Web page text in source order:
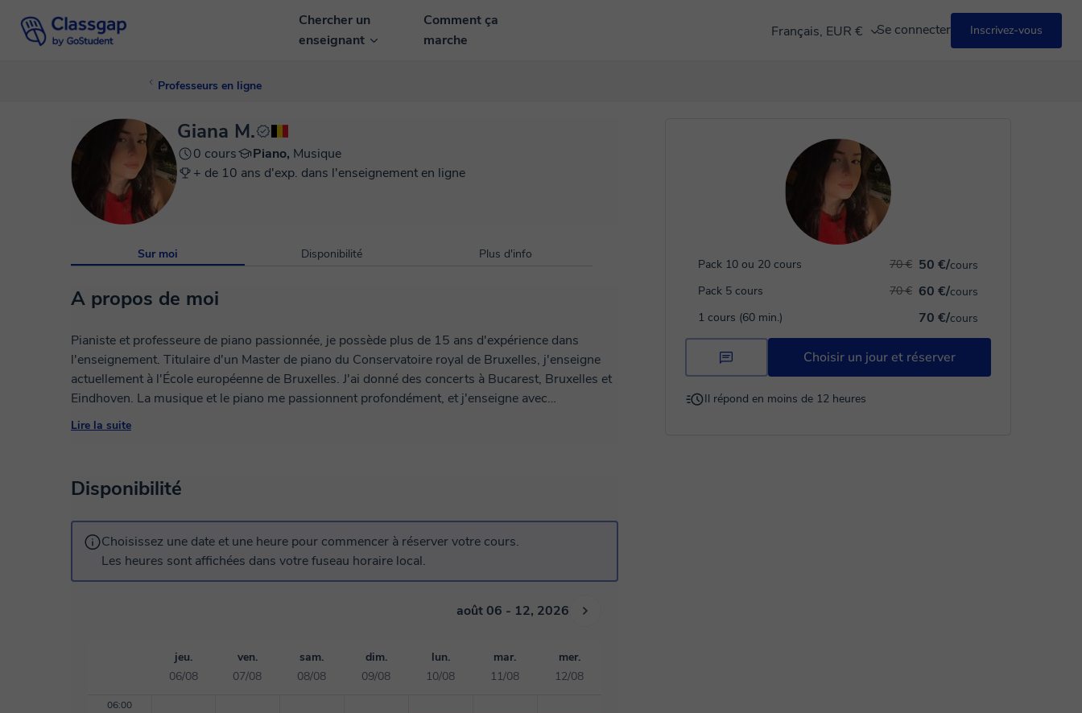
Chercher un
enseignant
Comment ça
marche
Français, EUR € Se connecter Inscrivez-vous
Professeurs en ligne
Pack 10 ou 20 cours 50 €/cours
70 €
Pack 5 cours
60 €/cours
70 €
1 cours (60 min.)
70 €/cours
Choisir un jour et réserver
Il répond en moins de 12 heures
Giana M.
0 cours Piano, Musique
+ de 10 ans d'exp. dans l'enseignement en ligne
Sur moi Disponibilité Plus d'info
A propos de moi
Pianiste et professeure de piano passionnée, je possède plus de 15 ans d'expérience dans
l'enseignement. Titulaire d'un Master de piano du Conservatoire royal de Bruxelles, j'enseigne
actuellement à l'École européenne de Bruxelles. J'ai donné des concerts à Bucarest, Bruxelles et
Eindhoven. La musique et le piano me passionnent profondément, et j'enseigne avec
dévouement, attention et un véritable amour pour le partage musical avec mes élèves. Je suis
Lire la suite
Disponibilité
Choisissez une date et une heure pour commencer à réserver votre cours.
Les heures sont affichées dans votre fuseau horaire local.
août 06 - 12, 2026
jeu.
06/08
ven.
07/08
sam.
08/08
dim.
09/08
lun.
10/08
mar.
11/08
mer.
12/08
06:00